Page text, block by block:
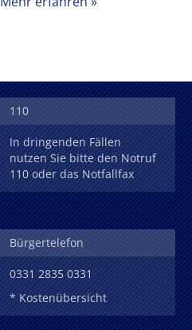
110
In dringenden Fällen
nutzen Sie bitte den Notruf
110 oder das Notfallfax
Bürgertelefon
0331 2835 0331
* Kostenübersicht